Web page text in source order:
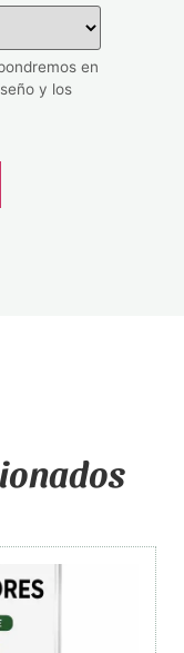
en
y los